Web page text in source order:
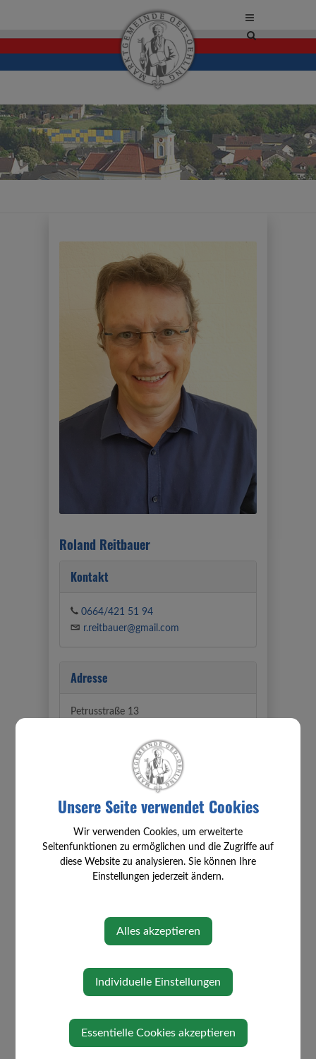
Site
Roland Reitbauer
Kontakt
0664/421 51 94
r.reitbauer@gmail.com
Adresse
Petrusstraße 13
SPÖ
Zuständigkeiten
Gemeinderat
Prüfungsausschuss
⇐ zurück
Unsere Seite verwendet Cookies
Wir verwenden Cookies, um erweiterte
Seitenfunktionen zu ermöglichen und die Zugriffe auf
diese Website zu analysieren. Sie können Ihre
Einstellungen jederzeit ändern.
Alles akzeptieren
Individuelle Einstellungen
Essentielle Cookies akzeptieren